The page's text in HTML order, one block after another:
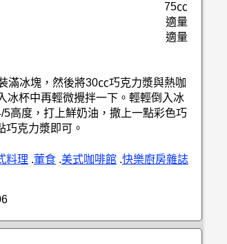
75㏄
適量
適量
滿冰塊，然後將30㏄巧克力漿與熱咖
冰杯中再輕微攪拌一下。輕輕倒入冰
5高度，打上鮮奶油，撒上一點彩色巧
巧克力漿即可。
料理 .葷食 .美式咖啡館 .快樂廚房雜誌